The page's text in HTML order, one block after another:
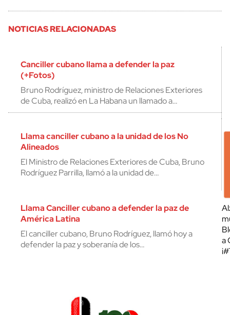
NOTICIAS RELACIONADAS
Canciller cubano llama a defender la paz
(+Fotos)
Bruno Rodríguez, ministro de Relaciones Exteriores
de Cuba, realizó en La Habana un llamado a…
Llama canciller cubano a la unidad de los No
Alineados
El Ministro de Relaciones Exteriores de Cuba, Bruno
Rodríguez Parrilla, llamó a la unidad de…
Llama Canciller cubano a defender la paz de
América Latina
El canciller cubano, Bruno Rodríguez, llamó hoy a
defender la paz y soberanía de los…
a